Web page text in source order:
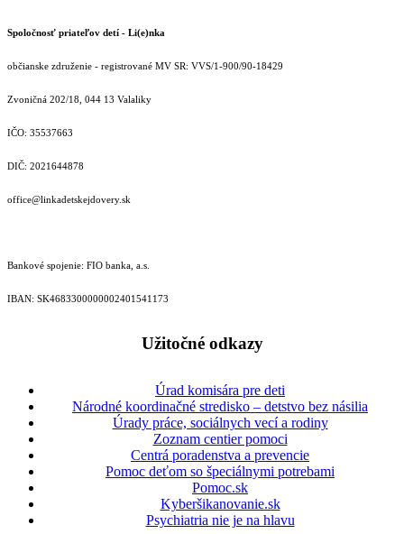
Spoločnosť priateľov detí - Li(e)nka
občianske združenie - registrované MV SR: VVS/1-900/90-18429
Zvoničná 202/18, 044 13 Valaliky
IČO: 35537663
DIČ: 2021644878
office@linkadetskejdovery.sk
Bankové spojenie: FIO banka, a.s.
IBAN: SK46833000000­02401541173
Užitočné odkazy
Úrad komisára pre deti
Národné koordinačné stredisko – detstvo bez násilia
Úrady práce, sociálnych vecí a rodiny
Zoznam centier pomoci
Centrá poradenstva a prevencie
Pomoc deťom so špeciálnymi potrebami
Pomoc.sk
Kyberšikanovanie.sk
Psychiatria nie je na hlavu